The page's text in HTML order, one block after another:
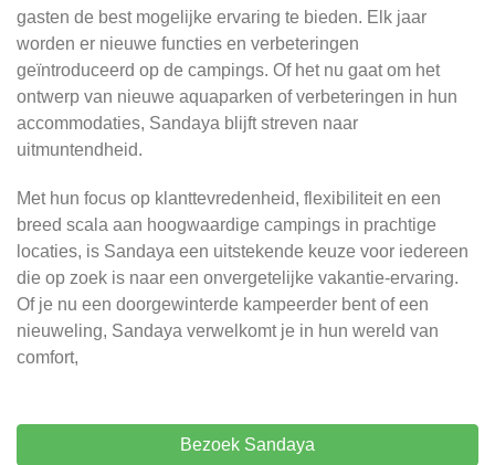
gasten de best mogelijke ervaring te bieden. Elk jaar
worden er nieuwe functies en verbeteringen
geïntroduceerd op de campings. Of het nu gaat om het
ontwerp van nieuwe aquaparken of verbeteringen in hun
accommodaties, Sandaya blijft streven naar
uitmuntendheid.
Met hun focus op klanttevredenheid, flexibiliteit en een
breed scala aan hoogwaardige campings in prachtige
locaties, is Sandaya een uitstekende keuze voor iedereen
die op zoek is naar een onvergetelijke vakantie-ervaring.
Of je nu een doorgewinterde kampeerder bent of een
nieuweling, Sandaya verwelkomt je in hun wereld van
comfort,
Bezoek Sandaya